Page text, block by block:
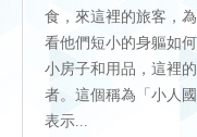
食，來這裡的旅客，
看他們短小的身軀如
小房子和用品，這裡
者。這個稱為「小人
表示...